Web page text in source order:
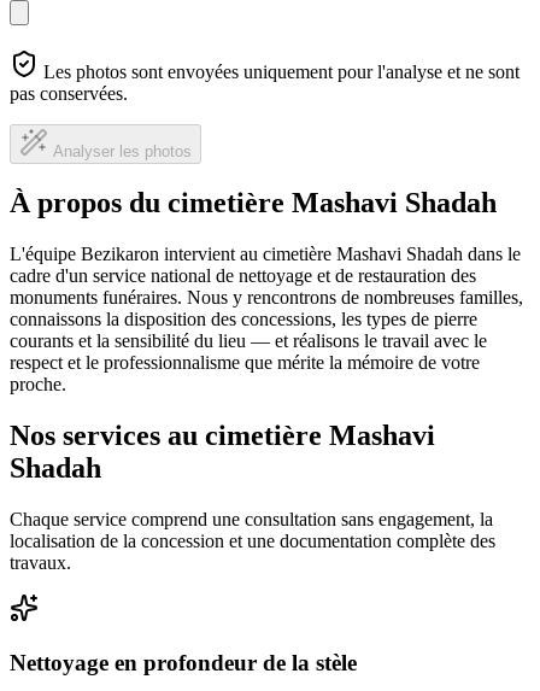
Les photos sont envoyées uniquement pour l'analyse et ne sont
pas conservées.
Analyser les photos
À propos du cimetière Mashavi Shadah
L'équipe Bezikaron intervient au cimetière Mashavi Shadah dans le
cadre d'un service national de nettoyage et de restauration des
monuments funéraires. Nous y rencontrons de nombreuses familles,
connaissons la disposition des concessions, les types de pierre
courants et la sensibilité du lieu — et réalisons le travail avec le
respect et le professionnalisme que mérite la mémoire de votre
proche.
Nos services au cimetière Mashavi
Shadah
Chaque service comprend une consultation sans engagement, la
localisation de la concession et une documentation complète des
travaux.
Nettoyage en profondeur de la stèle